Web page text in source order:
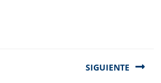
SIGUIENTE